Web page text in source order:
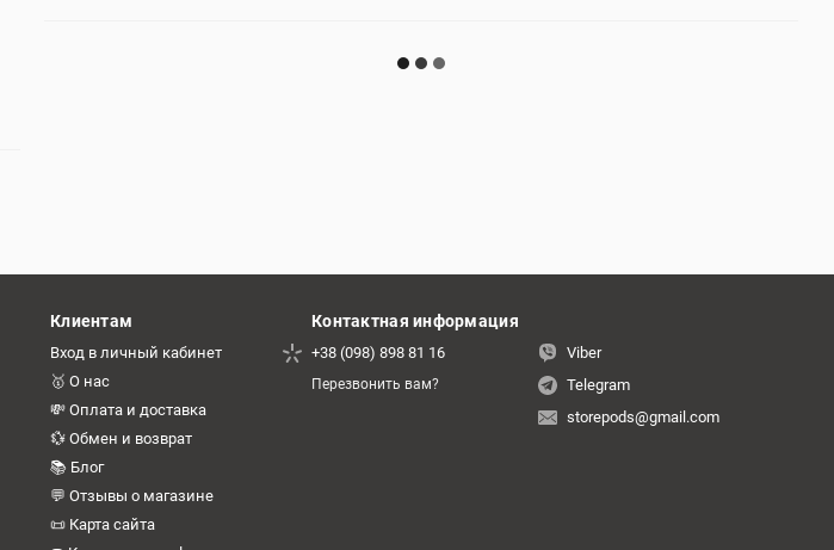
Клиентам
Вход в личный кабинет
🥇 О нас
💸 Оплата и доставка
💱 Обмен и возврат
📚 Блог
💬 Отзывы о магазине
📜 Карта сайта
Контактная информация
+38 (098) 898 81 16
Перезвонить вам?
Viber
Telegram
storepods@gmail.com